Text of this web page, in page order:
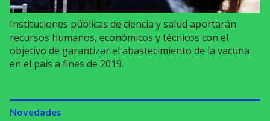
Instituciones públicas de ciencia y salud aportarán
recursos humanos, económicos y técnicos con el
objetivo de garantizar el abastecimiento de la vacuna
en el país a fines de 2019.
Novedades